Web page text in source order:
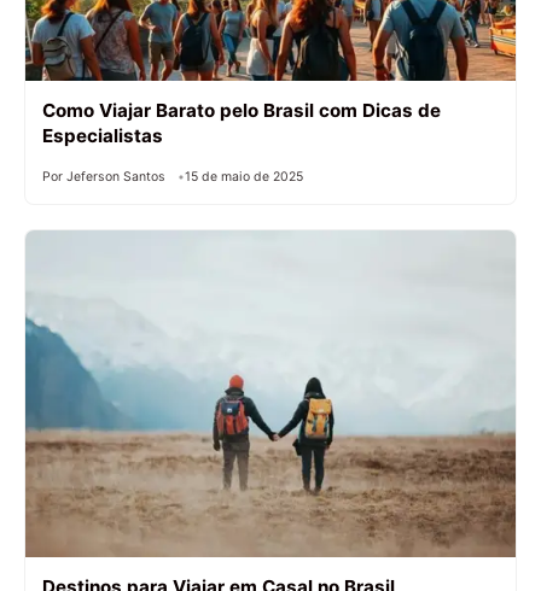
Como Viajar Barato pelo Brasil com Dicas de
Especialistas
Por Jeferson Santos 15 de maio de 2025
Destinos para Viajar em Casal no Brasil